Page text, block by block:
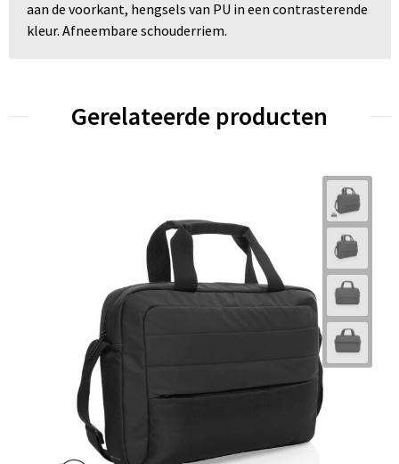
aan de voorkant, hengsels van PU in een contrasterende
kleur. Afneembare schouderriem.
Gerelateerde producten